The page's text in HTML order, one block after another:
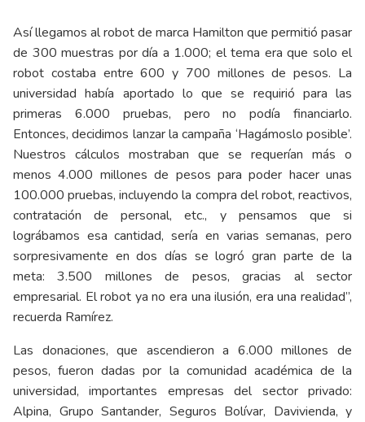
Así llegamos al robot de marca Hamilton que permitió pasar
de 300 muestras por día a 1.000; el tema era que solo el
robot costaba entre 600 y 700 millones de pesos. La
universidad había aportado lo que se requirió para las
primeras 6.000 pruebas, pero no podía financiarlo.
Entonces, decidimos lanzar la campaña ‘Hagámoslo posible’.
Nuestros cálculos mostraban que se requerían más o
menos 4.000 millones de pesos para poder hacer unas
100.000 pruebas, incluyendo la compra del robot, reactivos,
contratación de personal, etc., y pensamos que si
lográbamos esa cantidad, sería en varias semanas, pero
sorpresivamente en dos días se logró gran parte de la
meta: 3.500 millones de pesos, gracias al sector
empresarial. El robot ya no era una ilusión, era una realidad”,
recuerda Ramírez.
Las donaciones, que ascendieron a 6.000 millones de
pesos, fueron dadas por la comunidad académica de la
universidad, importantes empresas del sector privado:
Alpina, Grupo Santander, Seguros Bolívar, Davivienda, y